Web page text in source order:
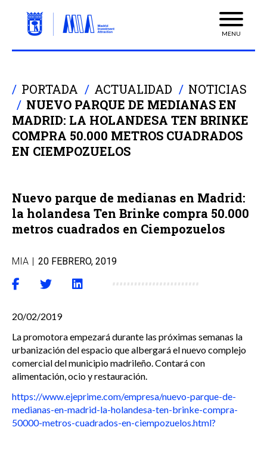
MENU
PORTADA ACTUALIDAD
NOTICIAS
NUEVO PARQUE DE MEDIANAS EN
MADRID: LA HOLANDESA TEN BRINKE
COMPRA 50.000 METROS CUADRADOS
EN CIEMPOZUELOS
Nuevo parque de medianas en Madrid:
la holandesa Ten Brinke compra 50.000
metros cuadrados en Ciempozuelos
MIA | 20 FEBRERO, 2019
20/02/2019
La promotora empezará durante las próximas semanas la
urbanización del espacio que albergará el nuevo complejo
comercial del municipio madrileño. Contará con
alimentación, ocio y restauración.
https://www.ejeprime.com/empresa/nuevo-parque-de-
medianas-en-madrid-la-holandesa-ten-brinke-compra-
50000-metros-cuadrados-en-ciempozuelos.html?